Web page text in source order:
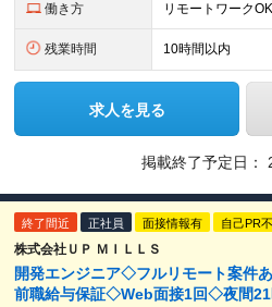
働き方 リモートワークOK
残業時間 10時間以内
求人を見る
掲載終了予定日：
終了間近 正社員 面接情報有 自己PR
株式会社ＵＰ ＭＩＬＬＳ
開発エンジニア◇フルリモート案件
前職給与保証◇Web面接1回◇夜間21